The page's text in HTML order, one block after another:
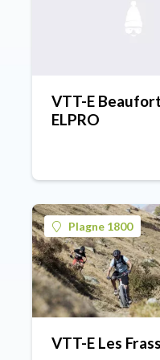
VTT-E
ELPRO
Plagne 1800
VTT-E Les